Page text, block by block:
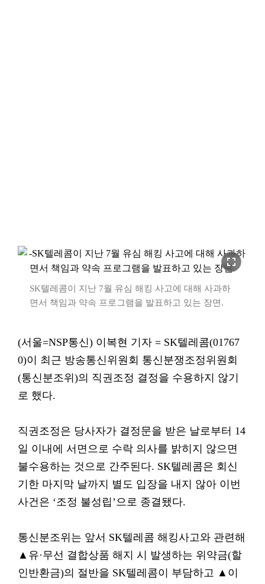
fullscreen
SK텔레콤이 지난 7월 유심 해킹 사고에 대해 사과하
면서 책임과 약속 프로그램을 발표하고 있는 장면.
(서울=NSP통신) 이복현 기자 = SK텔레콤(01767
0)이 최근 방송통신위원회 통신분쟁조정위원회
(통신분조위)의 직권조정 결정을 수용하지 않기
로 했다.
직권조정은 당사자가 결정문을 받은 날로부터 14
일 이내에 서면으로 수락 의사를 밝히지 않으면
불수용하는 것으로 간주된다. SK텔레콤은 회신
기한 마지막 날까지 별도 입장을 내지 않아 이번
사건은 ‘조정 불성립’으로 종결됐다.
통신분조위는 앞서 SK텔레콤 해킹사고와 관련해
▲유·무선 결합상품 해지 시 발생하는 위약금(할
인반환금)의 절반을 SK텔레콤이 부담하고 ▲이